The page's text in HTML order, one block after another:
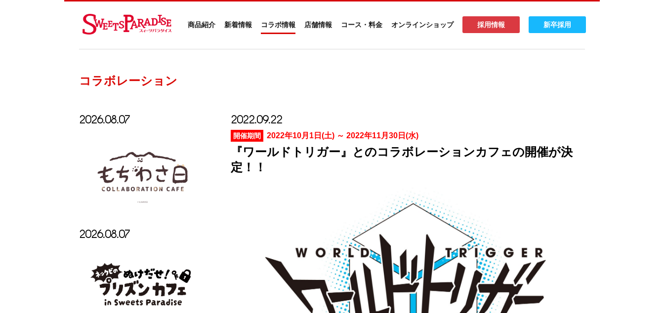
商品紹介 新着情報 コラボ情報 店舗情報 コース・料金 オンラインショップ 採用情報 新卒採用
コラボレーション
2026.08.07
2026.08.07
2022.09.22
開催期間 2022年10月1日(土) ～ 2022年11月30日(水)
『ワールドトリガー』とのコラボレーションカフェの開催が決
定！！